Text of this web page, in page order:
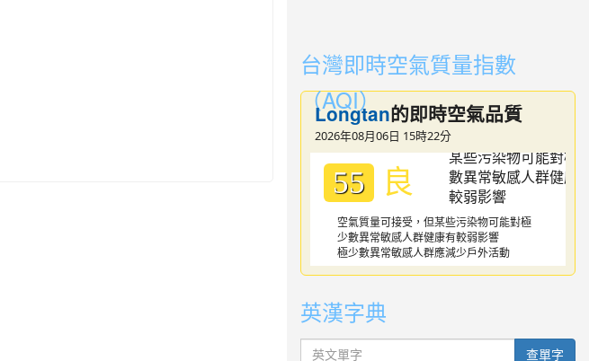
台灣即時空氣質量指數
（AQI）
Longtan的即時空氣品質
2026年08月06日 15時22分
55 良
空氣質量可接受，但某些污染物可能對極
少數異常敏感人群健康有較弱影響
極少數異常敏感人群應減少戶外活動
英漢字典
英文單字 查單字